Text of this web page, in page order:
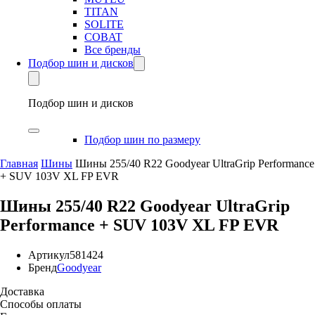
TITAN
SOLITE
COBAT
Все бренды
Подбор шин и дисков
Подбор шин и дисков
Подбор шин по размеру
Главная Шины Шины 255/40 R22 Goodyear UltraGrip Performance
+ SUV 103V XL FP EVR
Шины 255/40 R22 Goodyear UltraGrip
Performance + SUV 103V XL FP EVR
Артикул581424
БрендGoodyear
Доставка
Способы оплаты